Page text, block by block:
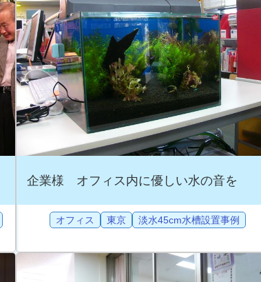
企業様 オフィス内に優しい水の音を
オフィス 東京 淡水45cm水槽設置事例